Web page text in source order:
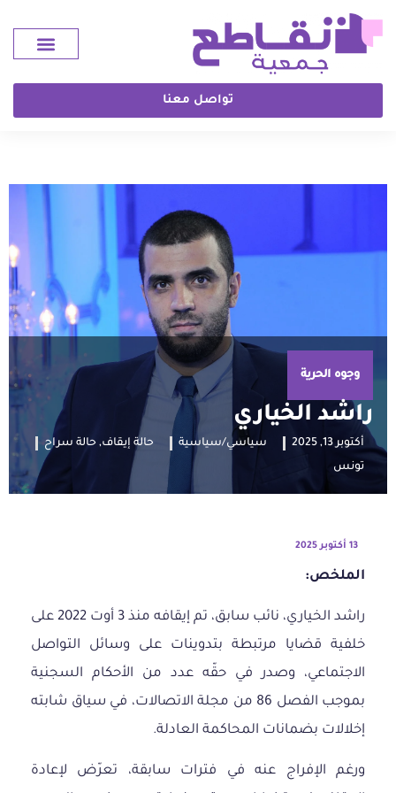
تواصل معنا
وجوه الحرية
راشد الخياري
أكتوبر 13, 2025 سياسي/سياسية حالة إيقاف, حالة سراح
تونس
13 أكتوبر 2025
الملخص:
راشد الخياري، نائب سابق، تم إيقافه منذ 3 أوت 2022 على
خلفية قضايا مرتبطة بتدوينات على وسائل التواصل
الاجتماعي، وصدر في حقّه عدد من الأحكام السجنية
بموجب الفصل 86 من مجلة الاتصالات، في سياق شابته
إخلالات بضمانات المحاكمة العادلة.
ورغم الإفراج عنه في فترات سابقة، تعرّض لإعادة